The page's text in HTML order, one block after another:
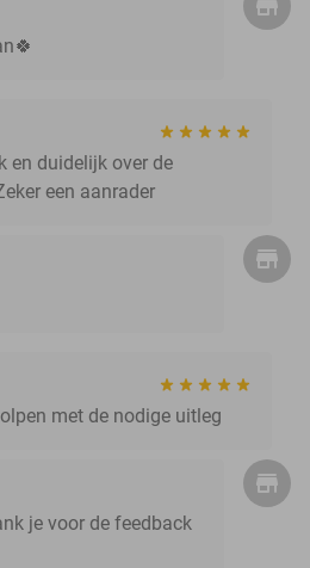
en duidelijk over de
een aanrader
met de nodige uitleg
je voor de feedback